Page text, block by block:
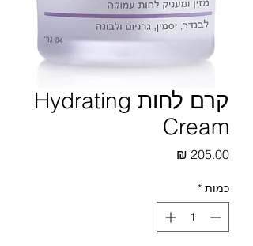
קרם לחות Hydrating
Cream
כמות *